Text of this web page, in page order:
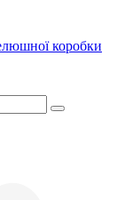
коробки